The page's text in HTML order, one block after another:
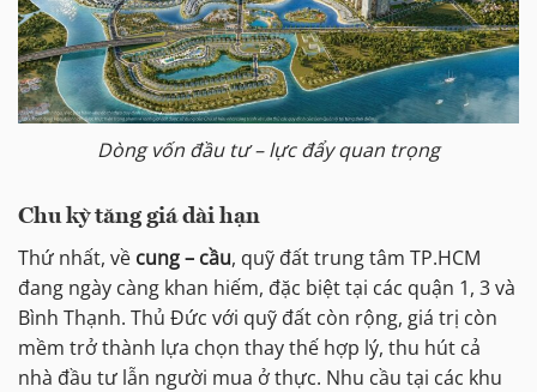
Dòng vốn đầu tư – lực đẩy quan trọng
Chu kỳ tăng giá dài hạn
Thứ nhất, về cung – cầu, quỹ đất trung tâm TP.HCM
đang ngày càng khan hiếm, đặc biệt tại các quận 1, 3 và
Bình Thạnh. Thủ Đức với quỹ đất còn rộng, giá trị còn
mềm trở thành lựa chọn thay thế hợp lý, thu hút cả
nhà đầu tư lẫn người mua ở thực. Nhu cầu tại các khu